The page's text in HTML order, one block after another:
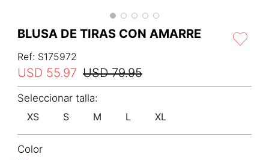
BLUSA DE TIRAS CON AMARRE
Ref: S175972
USD 79.95
USD 55.97
XS S M L XL
Color